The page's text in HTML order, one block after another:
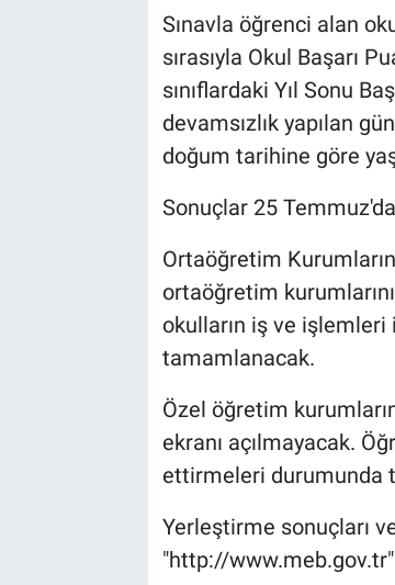
Sınavla öğrenci alan
sırasıyla Okul Başarı
sınıflardaki Yıl Sonu
devamsızlık yapılan
doğum tarihine göre
Sonuçlar 25
Ortaöğretim
ortaöğretim
okulların iş ve işlemleri
tamamlanacak.
Özel öğretim
ekranı açılmayacak.
ettirmeleri durumunda
Yerleştirme sonuçları
"http://